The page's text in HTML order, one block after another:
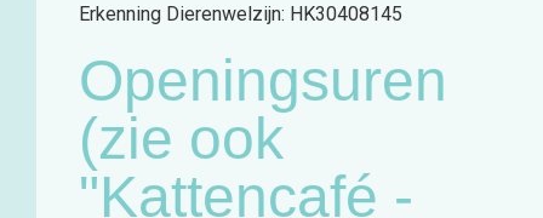
Erkenning Dierenwelzijn: HK30408145
Openingsuren
(zie ook
"Kattencafé -